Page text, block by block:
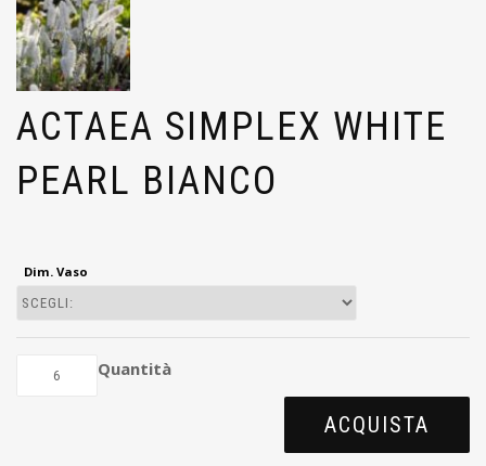
ACTAEA SIMPLEX WHITE
PEARL BIANCO
Dim. Vaso
Quantità
ACQUISTA